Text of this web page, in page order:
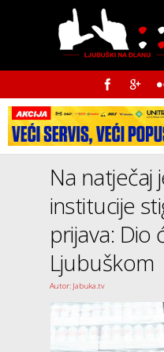
Na natječaj
institucije
prijava: Dio
Ljubuškom
Autor: Jabuka.tv